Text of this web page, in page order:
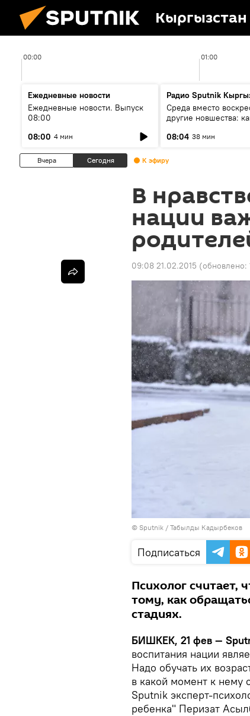
Кыргызстан
00:00 01:00
Ежедневные новости
Ежедневные новости. Выпуск
08:00
08:00 4 мин
Радио Sputnik
Среда вместо
другие новшества:
08:04 38 мин
Вчера Сегодня К эфиру
В
нации
09:08 21.02.2015 (обновлено:
© Sputnik / Табылды Кадырбеков
Подписаться
Психолог считает,
тому, как
стадиях.
БИШКЕК, 21 фев —
воспитания нации
Надо обучать их
в какой момент к нему
Sputnik эксперт-
ребенка" Перизат